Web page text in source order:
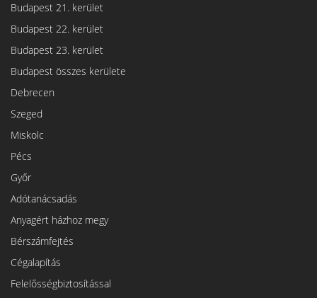
Budapest 21. kerület
Budapest 22. kerület
Budapest 23. kerület
Budapest összes kerülete
Debrecen
Szeged
Miskolc
Pécs
Győr
Adótanácsadás
Anyagért házhoz megy
Bérszámfejtés
Cégalapítás
Felelősségbiztosítással